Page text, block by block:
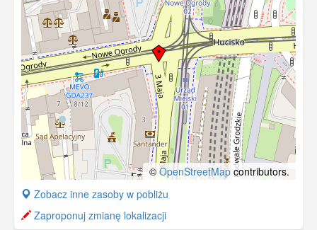
© OpenStreetMap contributors.
+
−
Zobacz inne zasoby w pobliżu
Zaproponuj zmianę lokalizacji